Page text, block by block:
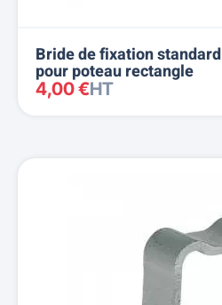
Bride de fixation
pour poteau rectangle
4,00 €HT